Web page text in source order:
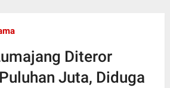
Diteror
Juta, Diduga